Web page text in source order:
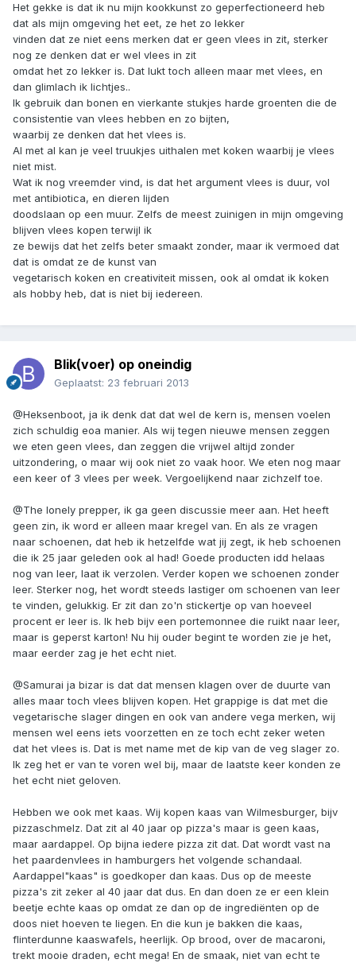
Het gekke is dat ik nu mijn kookkunst zo geperfectioneerd heb
dat als mijn omgeving het eet, ze het zo lekker
vinden dat ze niet eens merken dat er geen vlees in zit, sterker
nog ze denken dat er wel vlees in zit
omdat het zo lekker is. Dat lukt toch alleen maar met vlees, en
dan glimlach ik lichtjes..
Ik gebruik dan bonen en vierkante stukjes harde groenten die de
consistentie van vlees hebben en zo bijten,
waarbij ze denken dat het vlees is.
Al met al kan je veel truukjes uithalen met koken waarbij je vlees
niet mist.
Wat ik nog vreemder vind, is dat het argument vlees is duur, vol
met antibiotica, en dieren lijden
doodslaan op een muur. Zelfs de meest zuinigen in mijn omgeving
blijven vlees kopen terwijl ik
ze bewijs dat het zelfs beter smaakt zonder, maar ik vermoed dat
dat is omdat ze de kunst van
vegetarisch koken en creativiteit missen, ook al omdat ik koken
als hobby heb, dat is niet bij iedereen.
Blik(voer) op oneindig
Geplaatst: 23 februari 2013
@Heksenboot, ja ik denk dat dat wel de kern is, mensen voelen
zich schuldig eoa manier. Als wij tegen nieuwe mensen zeggen
we eten geen vlees, dan zeggen die vrijwel altijd zonder
uitzondering, o maar wij ook niet zo vaak hoor. We eten nog maar
een keer of 3 vlees per week. Vergoelijkend naar zichzelf toe.
@The lonely prepper, ik ga geen discussie meer aan. Het heeft
geen zin, ik word er alleen maar kregel van. En als ze vragen
naar schoenen, dat heb ik hetzelfde wat jij zegt, ik heb schoenen
die ik 25 jaar geleden ook al had! Goede producten idd helaas
nog van leer, laat ik verzolen. Verder kopen we schoenen zonder
leer. Sterker nog, het wordt steeds lastiger om schoenen van leer
te vinden, gelukkig. Er zit dan zo'n stickertje op van hoeveel
procent er leer is. Ik heb bijv een portemonnee die ruikt naar leer,
maar is geperst karton! Nu hij ouder begint te worden zie je het,
maar eerder zag je het echt niet.
@Samurai ja bizar is dat dat mensen klagen over de duurte van
alles maar toch vlees blijven kopen. Het grappige is dat met die
vegetarische slager dingen en ook van andere vega merken, wij
mensen wel eens iets voorzetten en ze toch echt zeker weten
dat het vlees is. Dat is met name met de kip van de veg slager zo.
Ik zeg het er van te voren wel bij, maar de laatste keer konden ze
het echt niet geloven.
Hebben we ook met kaas. Wij kopen kaas van Wilmesburger, bijv
pizzaschmelz. Dat zit al 40 jaar op pizza's maar is geen kaas,
maar aardappel. Op bijna iedere pizza zit dat. Dat wordt vast na
het paardenvlees in hamburgers het volgende schandaal.
Aardappel"kaas" is goedkoper dan kaas. Dus op de meeste
pizza's zit zeker al 40 jaar dat dus. En dan doen ze er een klein
beetje echte kaas op omdat ze dan op de ingrediënten op de
doos niet hoeven te liegen. En die kun je bakken die kaas,
flinterdunne kaaswafels, heerlijk. Op brood, over de macaroni,
trekt mooie draden, echt mega! En de smaak, niet van echt te